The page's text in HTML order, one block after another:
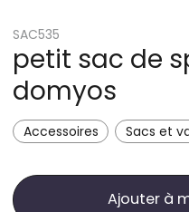
SAC535
petit sac de
domyos
Accessoires Sacs et
Ajouter à